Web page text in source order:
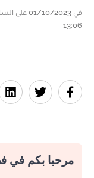
13:06
مرحبا بكم في